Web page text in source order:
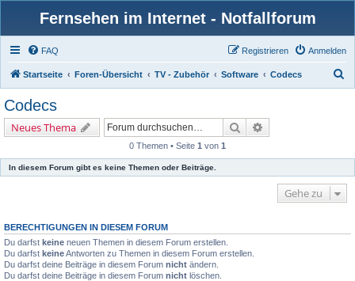
Fernsehen im Internet - Notfallforum
FAQ Anmelden
Registrieren
Startseite Foren-Übersicht TV - Zubehör Software Codecs
Codecs
Neues Thema Suche
0 Themen • Seite 1 von 1
In diesem Forum gibt es keine Themen oder Beiträge.
Gehe zu
BERECHTIGUNGEN IN DIESEM FORUM
Du darfst keine neuen Themen in diesem Forum erstellen.
Du darfst keineAntworten zu Themen in diesem Forum erstellen.
Du darfst deine Beiträge in diesem Forum nicht ändern.
Du darfst deine Beiträge in diesem Forum nicht löschen.